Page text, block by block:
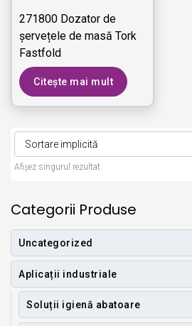
271800 Dozator de
șervețele de masă Tork
Fastfold
Citește mai mult
Afișez singurul rezultat
Categorii Produse
Uncategorized
Aplicații industriale
Soluții igienă abatoare